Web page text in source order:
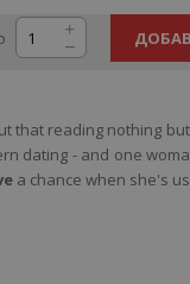
that reading nothing but
dating - and one
a chance when she's